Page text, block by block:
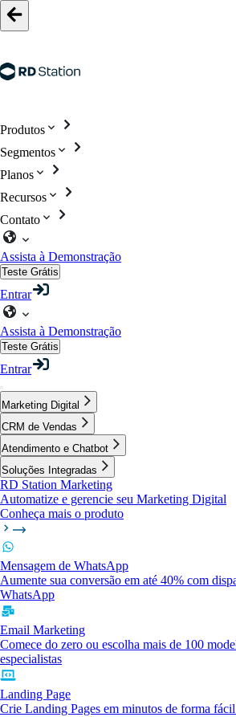
Produtos
Segmentos
Planos
Recursos
Contato
Assista à Demonstração
Teste Grátis
Entrar
Assista à Demonstração
Teste Grátis
Entrar
Marketing Digital
CRM de Vendas
Atendimento e Chatbot
Soluções Integradas
RD Station Marketing
Automatize e gerencie seu Marketing Digital
Conheça mais o produto
Mensagem de WhatsApp
Aumente sua conversão em até 40% com
WhatsApp
Email Marketing
Comece do zero ou escolha mais de 100
especialistas
Landing Page
Crie Landing Pages em minutos de forma